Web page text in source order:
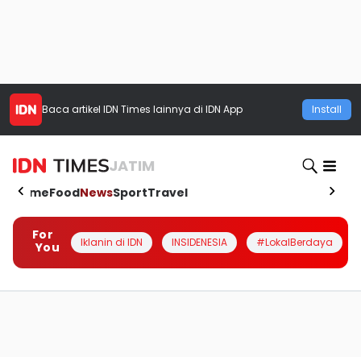
Baca artikel IDN Times lainnya di IDN App Install
JATIM
HomeFoodNewsSportTravel
For
You
Iklanin di IDN INSIDENESIA #LokalBerdaya